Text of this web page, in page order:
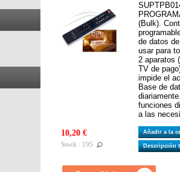
(Bulk).
de datos
usar para
2 aparatos
TV de
impide el
Base de
funciones
a las
10,20 €
Stock : 195
Añadir a la
Descripción